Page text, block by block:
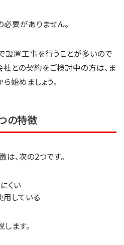
要がありません。
設置工事を行うことが多いので
との契約をご検討中の方は、ま
始めましょう。
の特徴
、次の2つです。
くい
している
ます。